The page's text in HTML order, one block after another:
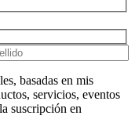
basadas en mis
servicios, eventos
suscripción en